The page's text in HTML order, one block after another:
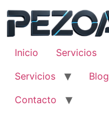
contenido
Inicio
Servicios
Servicios
Blog
Contacto